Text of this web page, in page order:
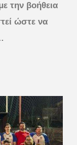
την βοήθεια
ώστε να